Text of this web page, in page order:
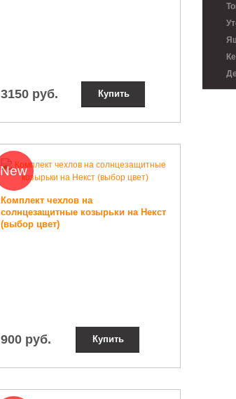
3150 руб. Купить
New
Комплект чехлов на
солнцезащитные козырьки на Некст
(выбор цвет)
900 руб. Купить